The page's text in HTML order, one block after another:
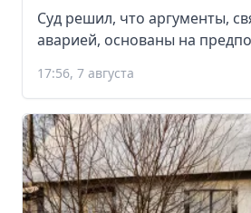
Суд решил, что аргументы,
аварией, основаны на
17:56, 7 августа